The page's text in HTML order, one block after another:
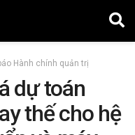
Hành chính quản trị
dự toán
thế cho hệ